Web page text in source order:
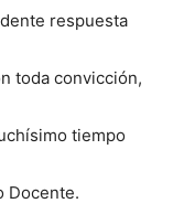
respuesta
toda convicción,
tiempo
Docente.